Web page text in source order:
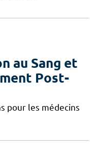
au Sang et
Post-
pour les médecins